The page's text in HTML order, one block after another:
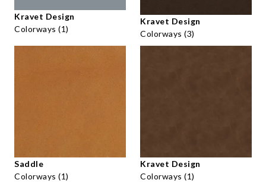
Kravet Design
Colorways (1)
Kravet Design
Colorways (3)
Saddle
Colorways (1)
Kravet Design
Colorways (1)